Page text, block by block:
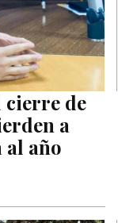
cierre de
a
al año